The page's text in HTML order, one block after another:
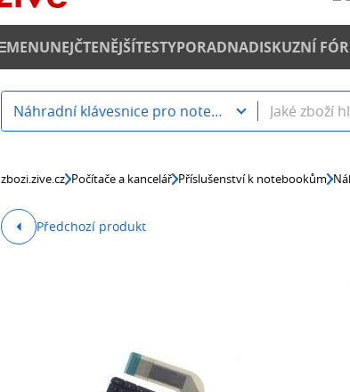
MENUNEJČTENĚJŠÍTESTYPORADNADISKUZNÍ
Náhradní klávesnice pro notebooky
zbozi.zive.cz Počítače a kancelář Příslušenství k notebookům
Předchozí produkt